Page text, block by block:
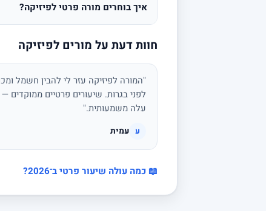
איך בוחרים מורה פרטי לפיזיקה?
חוות דעת על מורים לפיזיקה
"המורה לפיזיקה עזר לי להבין חשמל
לפני בגרות. שיעורים פרטיים ממוקדים —
עלה משמעותית."
ע עמית
📖 כמה עולה שיעור פרטי ב־2026?